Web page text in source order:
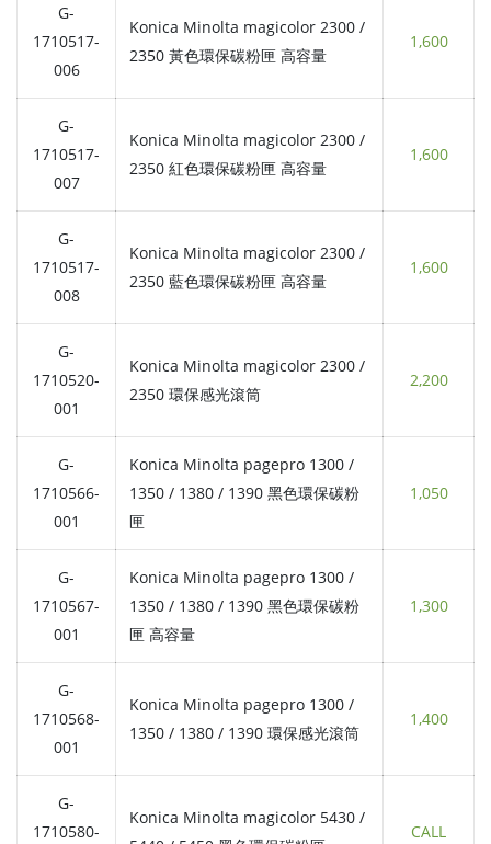
G-
1710517-
006
Konica Minolta magicolor 2300 /
2350 黃色環保碳粉匣 高容量
1,600
G-
1710517-
007
Konica Minolta magicolor 2300 /
2350 紅色環保碳粉匣 高容量
1,600
G-
1710517-
008
Konica Minolta magicolor 2300 /
2350 藍色環保碳粉匣 高容量
1,600
G-
1710520-
001
Konica Minolta magicolor 2300 /
2350 環保感光滾筒
2,200
G-
1710566-
001
Konica Minolta pagepro 1300 /
1350 / 1380 / 1390 黑色環保碳粉
匣
1,050
G-
1710567-
001
Konica Minolta pagepro 1300 /
1350 / 1380 / 1390 黑色環保碳粉
匣 高容量
1,300
G-
1710568-
001
Konica Minolta pagepro 1300 /
1350 / 1380 / 1390 環保感光滾筒
1,400
G-
1710580-
Konica Minolta magicolor 5430 /
CALL